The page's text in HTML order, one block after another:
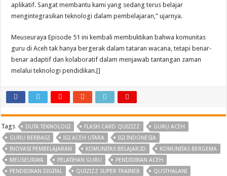
aplikatif. Sangat membantu kami yang sedang terus belajar
mengintegrasikan teknologi dalam pembelajaran,” ujarnya.
Meuseuraya Episode 51 ini kembali membuktikan bahwa komunitas
guru di Aceh tak hanya bergerak dalam tataran wacana, tetapi benar-
benar adaptif dan kolaboratif dalam menjawab tantangan zaman
melalui teknologi pendidikan.[]
Tags DUTA TEKNOLOGI FLASH CARD QUIZIZZ
GURU ACEH
GURU BERBAGI
IGI ACEH UTARA
IGI INDONESIA
INOVASI PEMBELAJARAN
KOMUNITAS BELAJAR.ID
KOMUNITAS BERGEMA
MEUSEURAYA
PELATIHAN GURU
PENDIDIKAN ACEH
PENDIDIKAN DIGITAL
QUIZIZZ SUPER TRAINER QUSTHALANI